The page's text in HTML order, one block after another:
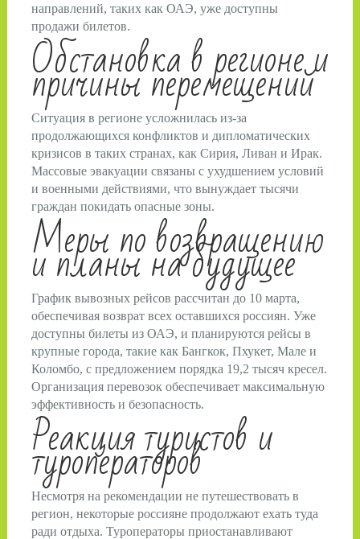
направлений, таких как ОАЭ, уже доступны
продажи билетов.
Обстановка в регионе и
причины перемещений
Ситуация в регионе усложнилась из-за
продолжающихся конфликтов и дипломатических
кризисов в таких странах, как Сирия, Ливан и Ирак.
Массовые эвакуации связаны с ухудшением условий
и военными действиями, что вынуждает тысячи
граждан покидать опасные зоны.
Меры по возвращению
и планы на будущее
График вывозных рейсов рассчитан до 10 марта,
обеспечивая возврат всех оставшихся россиян. Уже
доступны билеты из ОАЭ, и планируются рейсы в
крупные города, такие как Бангкок, Пхукет, Мале и
Коломбо, с предложением порядка 19,2 тысяч кресел.
Организация перевозок обеспечивает максимальную
эффективность и безопасность.
Реакция туристов и
туроператоров
Несмотря на рекомендации не путешествовать в
регион, некоторые россияне продолжают ехать туда
ради отдыха. Туроператоры приостанавливают